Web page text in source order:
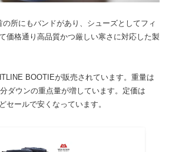
所にもバンドがあり、シューズとしてフィ
価格通り高品質かつ厳しい寒さに対応した製
BOOTIEが販売されています。重量は
ダウンの重点量が増しています。定価は
セールで安くなっています。